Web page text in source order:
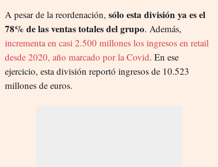
A pesar de la reordenación, sólo esta división ya es el
78% de las ventas totales del grupo. Además,
incrementa en casi 2.500 millones los ingresos en retail
desde 2020, año marcado por la Covid. En ese
ejercicio, esta división reportó ingresos de 10.523
millones de euros.